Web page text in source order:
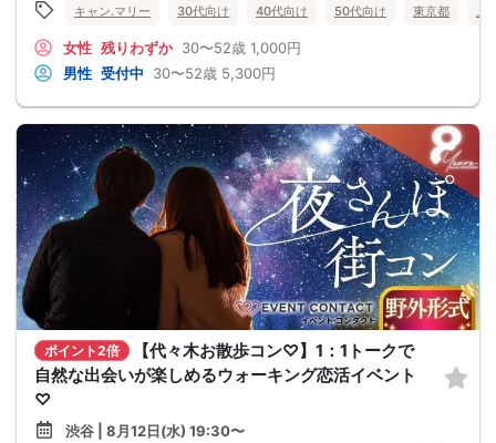
キャン.マリー 30代向け 40代向け 50代向け 東京都
女性 残りわずか 30〜52歳 1,000円
男性 受付中 30〜52歳 5,300円
ポイント2倍
【代々木お散歩コン♡】1：1トークで
自然な出会いが楽しめるウォーキング恋活イベント
♡
渋谷 | 8月12日(水) 19:30〜